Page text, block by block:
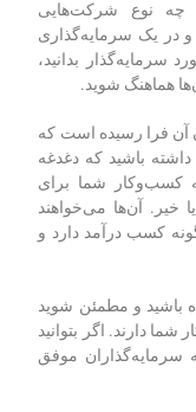
شروع پیشنهاد دادن
کارهای خود را انجام
بسته به این‌که با
را به تحقیق در مورد
چه نوع شرکت‌هایی
در یک سرمایه‌گذاری
سرمایه‌گذار بدانید،
هماهنگ شوید.
آن فرا رسیده است که
باشید که دغدغه
کسب‌وکار شما برای
آن‌ها می‌خواهند